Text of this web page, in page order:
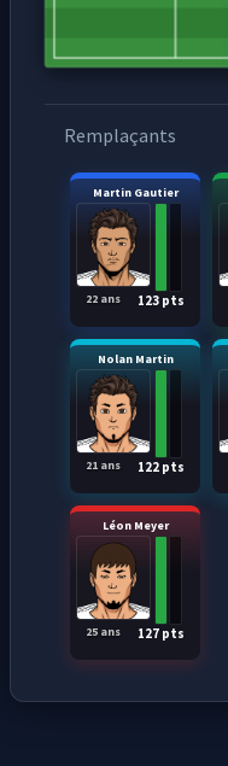
Remplaçants
Martin Gautier
123 pts
22 ans
Nolan Martin
122 pts
21 ans
Léon Meyer
127 pts
25 ans